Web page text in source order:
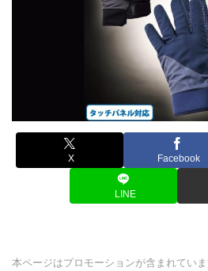
X Facebook
LINE
本ページはプロモーションが含まれてい